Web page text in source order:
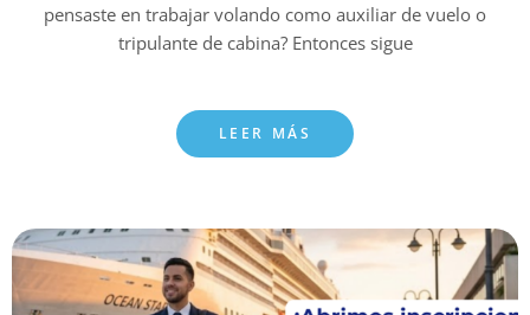
pensaste en trabajar volando como auxiliar de vuelo o
tripulante de cabina? Entonces sigue
LEER MÁS